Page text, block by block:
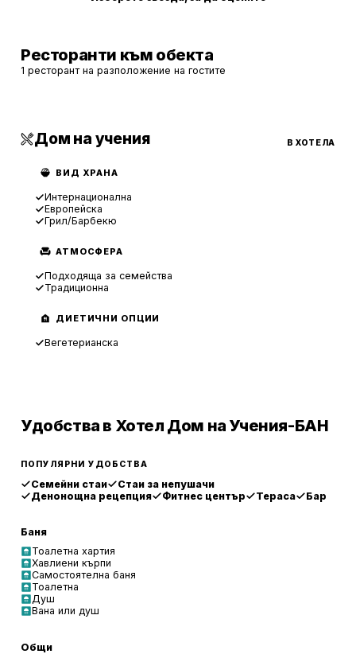
Ресторанти към обекта
1 ресторант на разположение на гостите
Дом на учения В ХОТЕЛА
ВИД ХРАНА
Интернационална
Европейска
Грил/Барбекю
АТМОСФЕРА
Подходяща за семейства
Традиционна
ДИЕТИЧНИ ОПЦИИ
Вегетерианска
Удобства в Хотел Дом на Учения-БАН
ПОПУЛЯРНИ УДОБСТВА
Семейни стаи
Стаи за непушачи
Денонощна рецепция
Фитнес център Тераса Бар
Баня
Тоалетна хартия
Хавлиени кърпи
Самостоятелна баня
Тоалетна
Душ
Вана или душ
Общи